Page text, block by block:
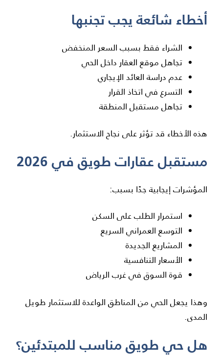
أخطاء شائعة يجب تجنبها
الشراء فقط بسبب السعر المنخفض
تجاهل موقع العقار داخل الحي
عدم دراسة العائد الإيجاري
التسرع في اتخاذ القرار
تجاهل مستقبل المنطقة
هذه الأخطاء قد تؤثر على نجاح الاستثمار.
مستقبل عقارات طويق في 2026
المؤشرات إيجابية جدًا بسبب:
استمرار الطلب على السكن
التوسع العمراني السريع
المشاريع الجديدة
الأسعار التنافسية
قوة السوق في غرب الرياض
وهذا يجعل الحي من المناطق الواعدة للاستثمار طويل
المدى.
هل حي طويق مناسب للمبتدئين؟